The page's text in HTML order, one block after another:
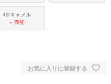
42/キャメル
× 売切
お気に入りに登録する